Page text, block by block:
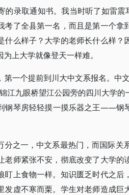
录取通知书。我当时听了如雷震
考了全县第一名，而且是第一个
什么样子？大学的老师长什么样
上大学就像登天一样难。
一个提前到川大中文系报名。中
江九眼桥望江公园旁的四川大学
钢琴房轻轻摸一摸乐器之王——钢
分之一，中文系最热门，而国际关
老师紧张不安，彻底改变了大学的
盯上食物一样。知识匮乏时代之
发虚不寒而栗。学生对老师造成巨